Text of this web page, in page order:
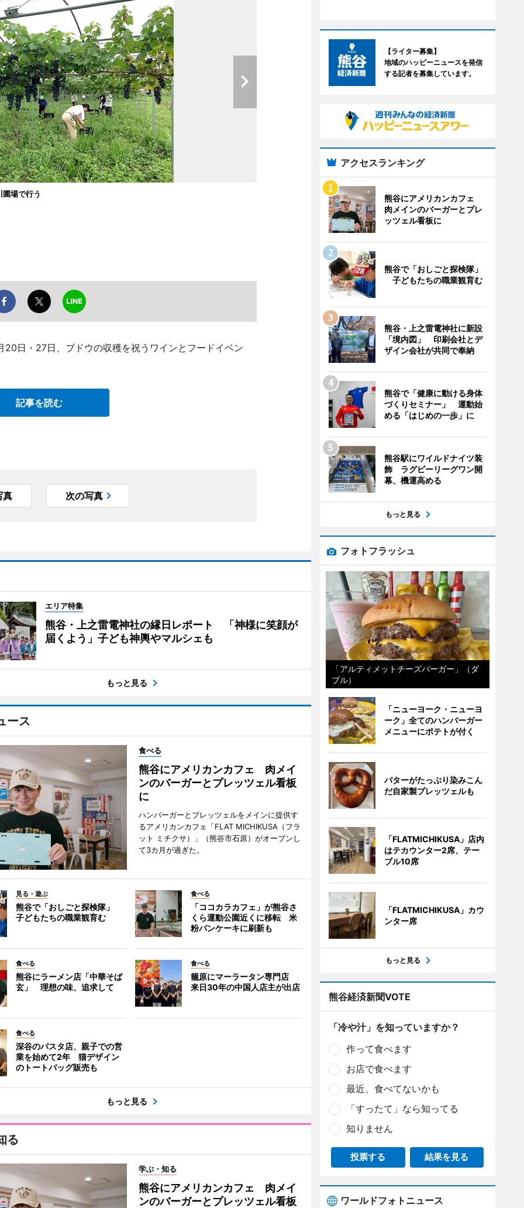
場で行う
日・27日、ブドウの収穫を祝うワインとフードイベン
記事を読む
真 次の写真
エリア特集
熊谷・上之雷電神社の縁日レポート 「神様に笑顔が
届くよう」子ども神輿やマルシェも
もっと見る
ース
食べる
熊谷にアメリカンカフェ 肉メイ
ンのバーガーとプレッツェル看板
に
ハンバーガーとプレッツェルをメインに提供す
るアメリカンカフェ「FLAT MICHIKUSA（フラ
ット ミチクサ）」（熊谷市石原）がオープンし
て3カ月が過ぎた。
見る・遊ぶ
熊谷で「おしごと探検隊」
子どもたちの職業観育む
食べる
「ココカラカフェ」が熊谷さ
くら運動公園近くに移転 米
粉パンケーキに刷新も
食べる
熊谷にラーメン店「中華そば
玄」 理想の味、追求して
食べる
籠原にマーラータン専門店
来日30年の中国人店主が出店
食べる
深谷のパスタ店、親子での営
業を始めて2年 猫デザイン
のトートバッグ販売も
もっと見る
る
学ぶ・知る
熊谷にアメリカンカフェ 肉メイ
ンのバーガーとプレッツェル看板
【ライター募集】
地域のハッピーニュースを発信
する記者を募集しています。
アクセスランキング
熊谷にアメリカンカフェ
肉メインのバーガーとプレ
ッツェル看板に
熊谷で「おしごと探検隊」
子どもたちの職業観育む
熊谷・上之雷電神社に新設
「境内図」 印刷会社とデ
ザイン会社が共同で奉納
熊谷で「健康に動ける身体
づくりセミナー」 運動始
める「はじめの一歩」に
熊谷駅にワイルドナイツ装
飾 ラグビーリーグワン開
幕、機運高める
もっと見る
フォトフラッシュ
「アルティメットチーズバーガー」（ダ
ブル）
「ニューヨーク・ニューヨ
ーク」全てのハンバーガー
メニューにポテトが付く
バターがたっぷり染みこん
だ自家製プレッツェルも
「FLATMICHIKUSA」店内
はテカウンター2席、テー
ブル10席
「FLATMICHIKUSA」カウ
ンター席
もっと見る
熊谷経済新聞VOTE
「冷や汁」を知っていますか？
作って食べます
お店で食べます
最近、食べてないかも
「すったて」なら知ってる
知りません
投票する 結果を見る
ワールドフォトニュース